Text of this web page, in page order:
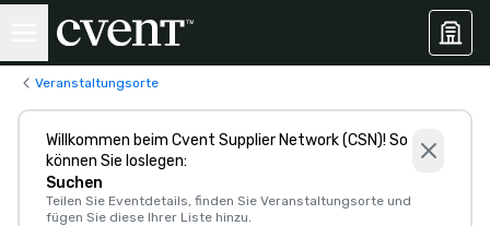
Veranstaltungsorte
Willkommen beim Cvent Supplier Network (CSN)! So
können Sie loslegen:
Suchen
Teilen Sie Eventdetails, finden Sie Veranstaltungsorte und
fügen Sie diese Ihrer Liste hinzu.